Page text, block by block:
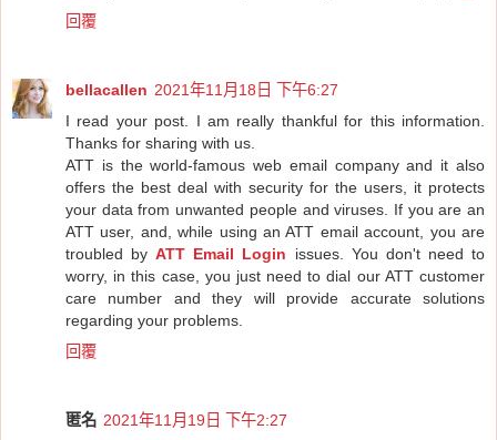
回覆
bellacallen 2021年11月18日 下午6:27
I read your post. I am really thankful for this information.
Thanks for sharing with us.
ATT is the world-famous web email company and it also
offers the best deal with security for the users, it protects
your data from unwanted people and viruses. If you are an
ATT user, and, while using an ATT email account, you are
troubled byATT Email Login issues. You don't need to
worry, in this case, you just need to dial our ATT customer
care number and they will provide accurate solutions
regarding your problems.
回覆
匿名 2021年11月19日 下午2:27